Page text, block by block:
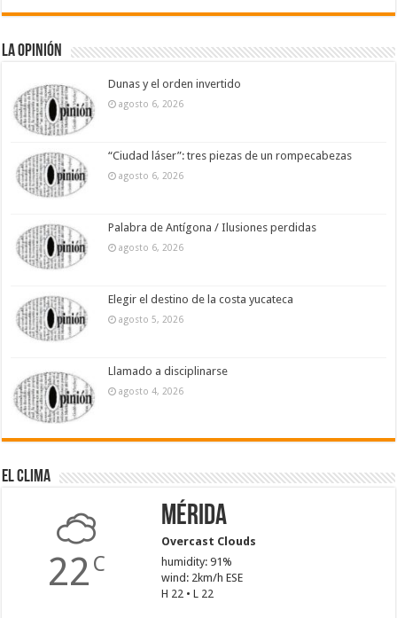
La Opinión
Dunas y el orden invertido
agosto 6, 2026
“Ciudad láser”: tres piezas de un rompecabezas
agosto 6, 2026
Palabra de Antígona / Ilusiones perdidas
agosto 6, 2026
Elegir el destino de la costa yucateca
agosto 5, 2026
Llamado a disciplinarse
agosto 4, 2026
El Clima
22 C
Mérida
Overcast Clouds
humidity: 91%
wind: 2km/h ESE
H 22 • L 22